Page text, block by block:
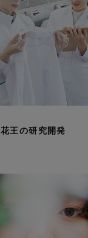
花王の研究開発